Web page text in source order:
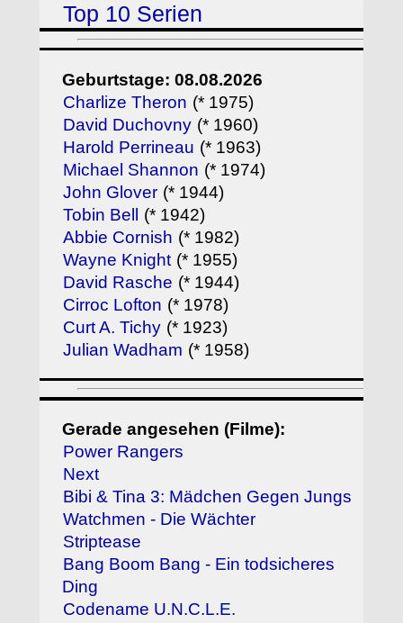
Top 10 Serien
Geburtstage: 08.08.2026
Charlize Theron (* 1975)
David Duchovny (* 1960)
Harold Perrineau (* 1963)
Michael Shannon (* 1974)
John Glover (* 1944)
Tobin Bell (* 1942)
Abbie Cornish (* 1982)
Wayne Knight (* 1955)
David Rasche (* 1944)
Cirroc Lofton (* 1978)
Curt A. Tichy (* 1923)
Julian Wadham (* 1958)
Gerade angesehen (Filme):
Power Rangers
Next
Bibi & Tina 3: Mädchen Gegen Jungs
Watchmen - Die Wächter
Striptease
Bang Boom Bang - Ein todsicheres
Ding
Codename U.N.C.L.E.